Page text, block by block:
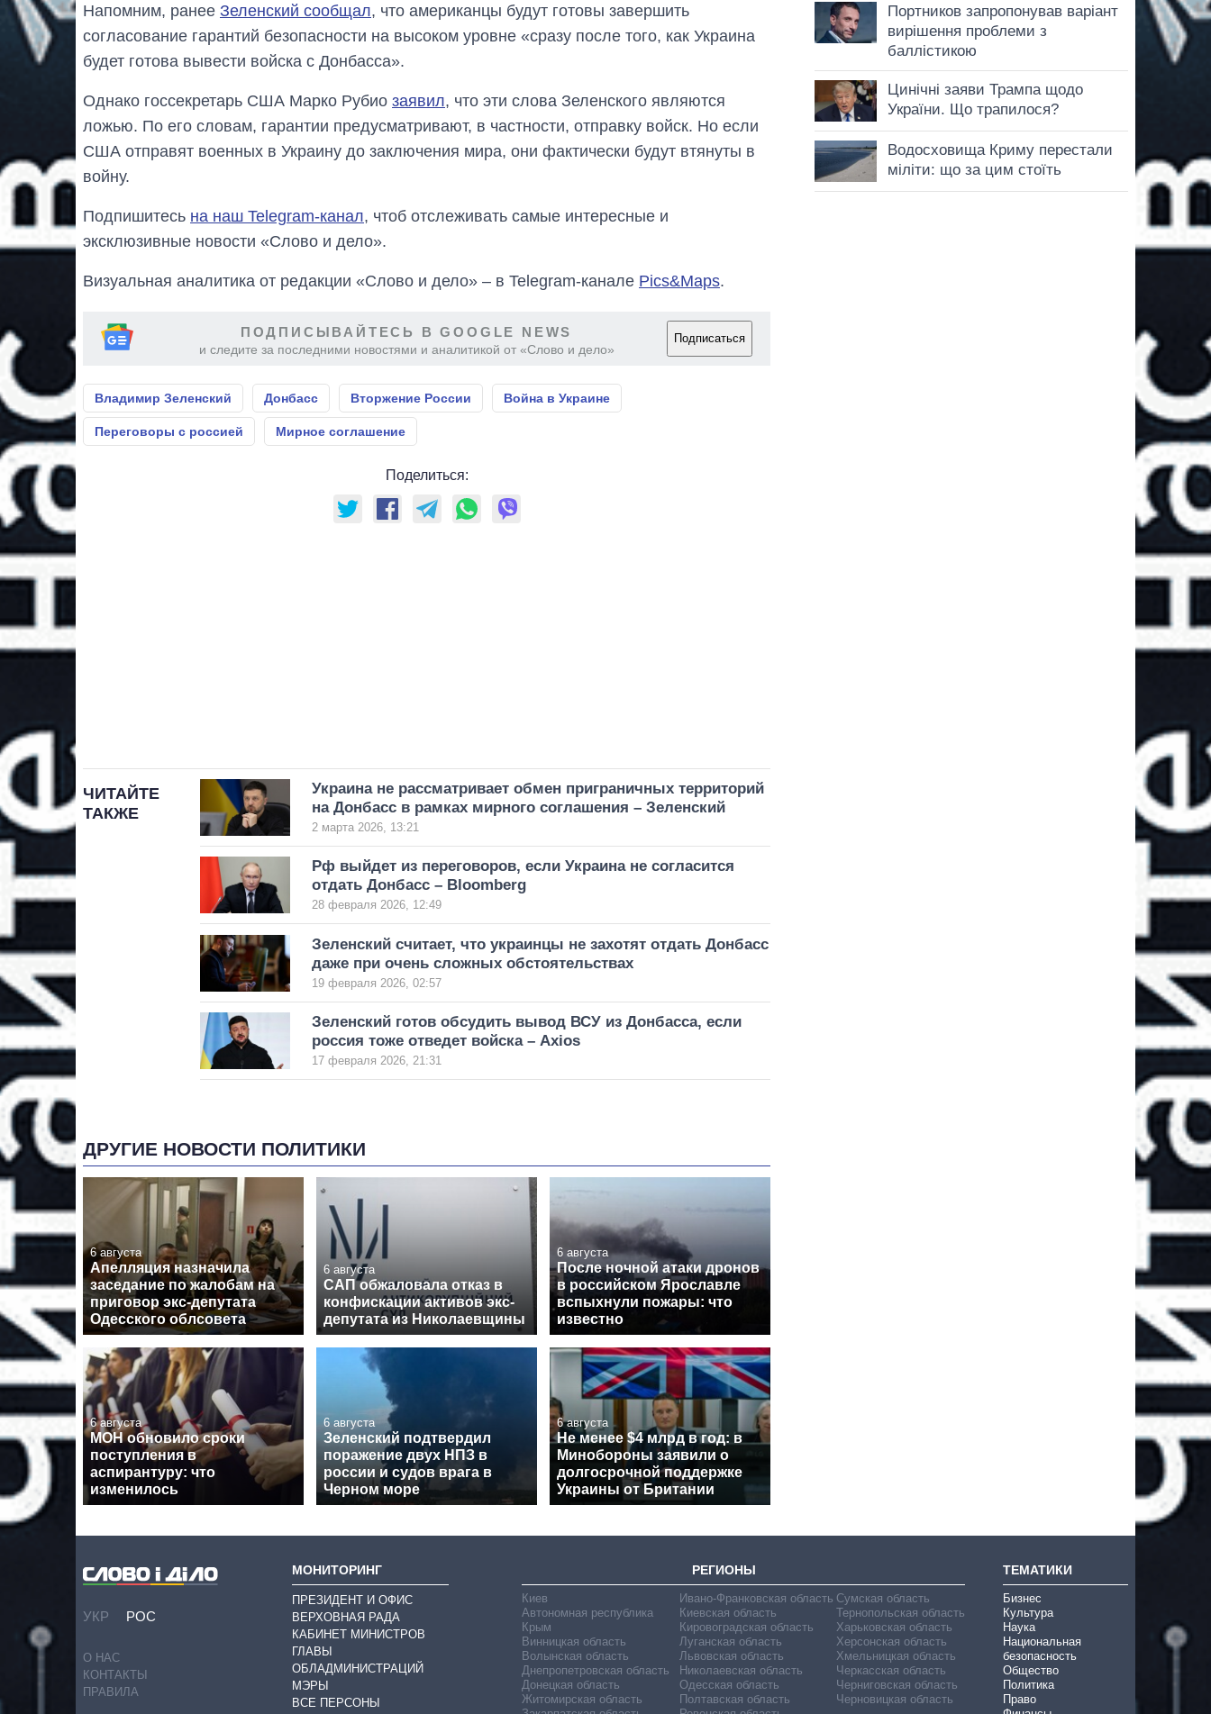
Напомним, ранее Зеленский сообщал, что американцы будут готовы завершить
согласование гарантий безопасности на высоком уровне «сразу после того, как Украина
будет готова вывести войска с Донбасса».
Однако госсекретарь США Марко Рубио заявил, что эти слова Зеленского являются
ложью. По его словам, гарантии предусматривают, в частности, отправку войск. Но если
США отправят военных в Украину до заключения мира, они фактически будут втянуты в
войну.
Подпишитесь на наш Telegram-канал, чтоб отслеживать самые интересные и
эксклюзивные новости «Слово и дело».
Визуальная аналитика от редакции «Слово и дело» – в Telegram-канале Pics&Maps.
ПОДПИСЫВАЙТЕСЬ В GOOGLE NEWS
и следите за последними новостями и аналитикой от «Слово и дело»
Подписаться
Владимир Зеленский Донбасс Вторжение России Война в Украине
Переговоры с россией Мирное соглашение
Поделиться:
ЧИТАЙТЕ
ТАКЖЕ
Украина не рассматривает обмен приграничных территорий
на Донбасс в рамках мирного соглашения – Зеленский
2 марта 2026, 13:21
Рф выйдет из переговоров, если Украина не согласится
отдать Донбасс – Bloomberg
28 февраля 2026, 12:49
Зеленский считает, что украинцы не захотят отдать Донбасс
даже при очень сложных обстоятельствах
19 февраля 2026, 02:57
Зеленский готов обсудить вывод ВСУ из Донбасса, если
россия тоже отведет войска – Axios
17 февраля 2026, 21:31
ДРУГИЕ НОВОСТИ ПОЛИТИКИ
6 августа
Апелляция назначила
заседание по жалобам на
приговор экс-депутата
Одесского облсовета
6 августа
САП обжаловала отказ в
конфискации активов экс-
депутата из Николаевщины
6 августа
После ночной атаки дронов
в российском Ярославле
вспыхнули пожары: что
известно
6 августа
МОН обновило сроки
поступления в
аспирантуру: что
изменилось
6 августа
Зеленский подтвердил
поражение двух НПЗ в
россии и судов врага в
Черном море
6 августа
Не менее $4 млрд в год: в
Минобороны заявили о
долгосрочной поддержке
Украины от Британии
УКР РОС
О НАС
КОНТАКТЫ
ПРАВИЛА
МОНИТОРИНГ
ПРЕЗИДЕНТ И ОФИС
ВЕРХОВНАЯ РАДА
КАБИНЕТ МИНИСТРОВ
ГЛАВЫ
ОБЛАДМИНИСТРАЦИЙ
МЭРЫ
ВСЕ ПЕРСОНЫ
РЕГИОНЫ
Киев
Автономная республика
Крым
Винницкая область
Волынская область
Днепропетровская область
Донецкая область
Житомирская область
Ивано-Франковская область
Киевская область
Кировоградская область
Луганская область
Львовская область
Николаевская область
Одесская область
Полтавская область
Сумская область
Тернопольская область
Харьковская область
Херсонская область
Хмельницкая область
Черкасская область
Черниговская область
Черновицкая область
ТЕМАТИКИ
Бизнес
Культура
Наука
Национальная
безопасность
Общество
Политика
Право